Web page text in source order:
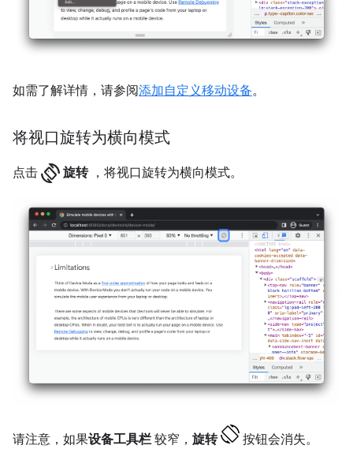
如需了解详情，请参阅添加自定义移动设备。
将视口旋转为横向模式
点击 screen_rotation 旋转，将视口旋转为横向模式。
请注意，如果设备工具栏 较窄， 旋转 按钮会消失。